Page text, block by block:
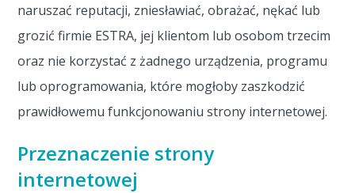
naruszać reputacji, zniesławiać, obrażać, nękać lub
grozić firmie ESTRA, jej klientom lub osobom trzecim
oraz nie korzystać z żadnego urządzenia, programu
lub oprogramowania, które mogłoby zaszkodzić
prawidłowemu funkcjonowaniu strony internetowej.
Przeznaczenie strony
internetowej